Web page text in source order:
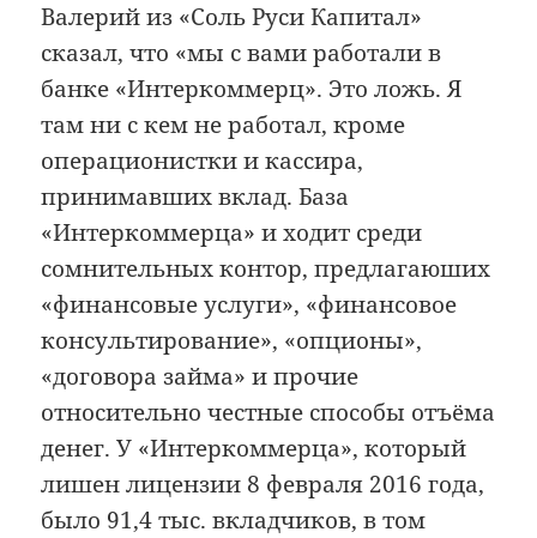
Валерий из «Соль Руси Капитал»
сказал, что «мы с вами работали в
банке «Интеркоммерц». Это ложь. Я
там ни с кем не работал, кроме
операционистки и кассира,
принимавших вклад. База
«Интеркоммерца» и ходит среди
сомнительных контор, предлагаюших
«финансовые услуги», «финансовое
консультирование», «опционы»,
«договора займа» и прочие
относительно честные способы отъёма
денег. У «Интеркоммерца», который
лишен лицензии 8 февраля 2016 года,
было 91,4 тыс. вкладчиков, в том